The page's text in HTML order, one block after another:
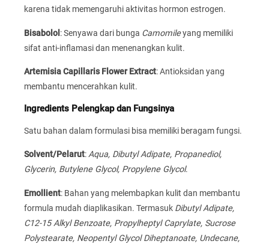
karena tidak memengaruhi aktivitas hormon estrogen.
Bisabolol: Senyawa dari bunga Camomileyang memiliki
sifat anti-inflamasi dan menenangkan kulit.
Artemisia Capillaris Flower Extract: Antioksidan yang
membantu mencerahkan kulit.
Ingredients Pelengkap dan Fungsinya
Satu bahan dalam formulasi bisa memiliki beragam fungsi.
Solvent/Pelarut:Aqua, Dibutyl Adipate, Propanediol,
Glycerin, Butylene Glycol, Propylene Glycol.
Emollient: Bahan yang melembapkan kulit dan membantu
formula mudah diaplikasikan. Termasuk Dibutyl Adipate,
C12-15 Alkyl Benzoate, Propylheptyl Caprylate, Sucrose
Polystearate, Neopentyl Glycol Diheptanoate, Undecane,